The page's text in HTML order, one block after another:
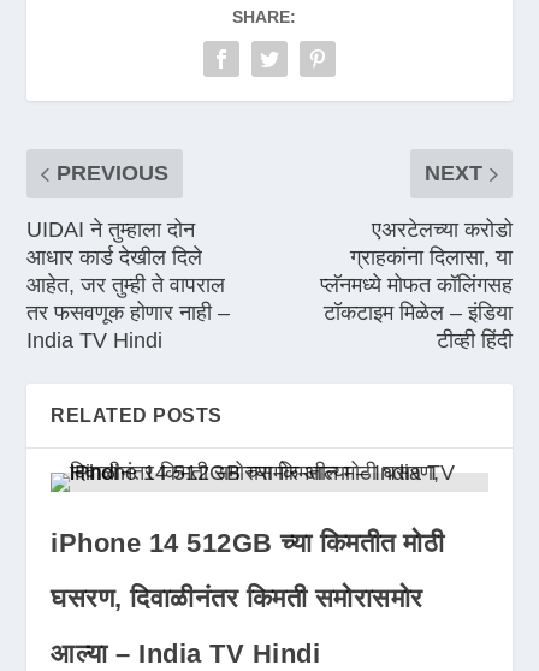
SHARE:
PREVIOUS
UIDAI ने तुम्हाला दोन
आधार कार्ड देखील दिले
आहेत, जर तुम्ही ते वापराल
तर फसवणूक होणार नाही –
India TV Hindi
NEXT
एअरटेलच्या करोडो
ग्राहकांना दिलासा, या
प्लॅनमध्ये मोफत कॉलिंगसह
टॉकटाइम मिळेल – इंडिया
टीव्ही हिंदी
RELATED POSTS
iPhone 14 512GB च्या किमतीत मोठी
घसरण, दिवाळीनंतर किमती समोरासमोर
आल्या – India TV Hindi